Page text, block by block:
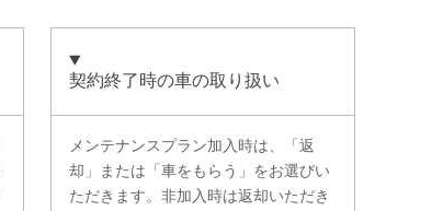
契約終了時の車の取り扱い
メンテナンスプラン加入時は、「返
却」または「車をもらう」をお選びい
ただきます。非加入時は返却いただき